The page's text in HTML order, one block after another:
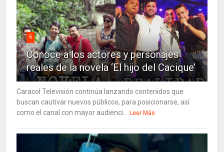
6
Conoce a los actores y personajes
reales de la novela ‘El hijo del Cacique’
Caracol Televisión continúa lanzando contenidos que
buscan cautivar nuevos públicos, para posicionarse, así
como el canal con mayor audienci...
Leer Más